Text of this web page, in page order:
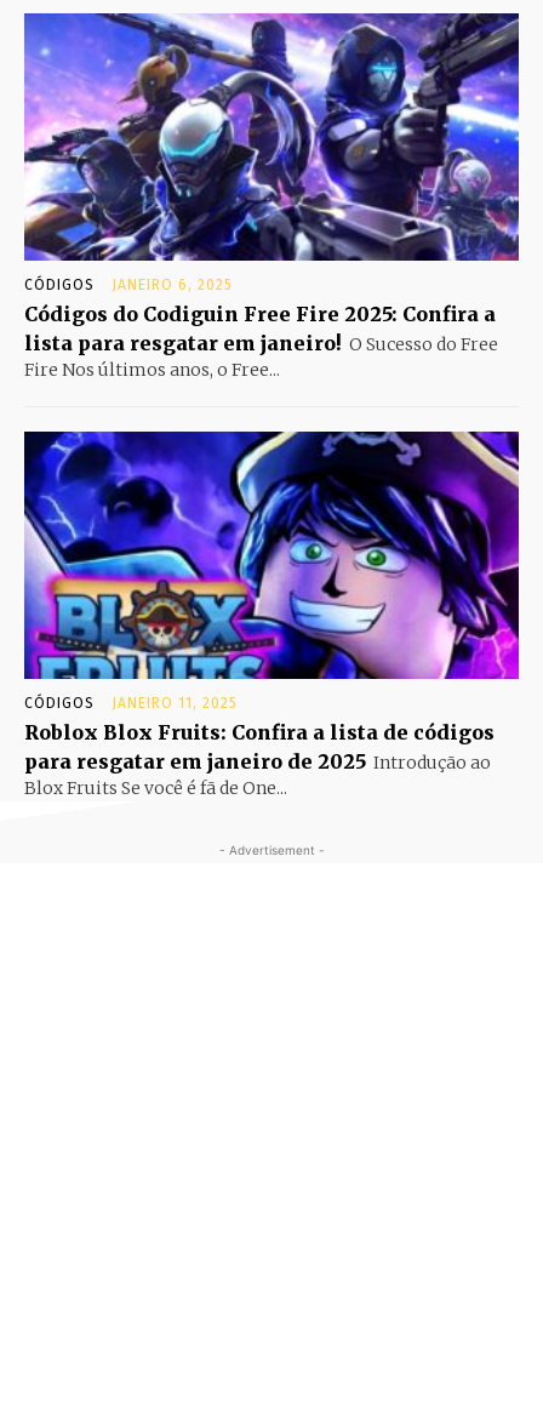
CÓDIGOS JANEIRO 6, 2025
Códigos do Codiguin Free Fire 2025: Confira a
lista para resgatar em janeiro! O Sucesso do Free
Fire Nos últimos anos, o Free...
CÓDIGOS JANEIRO 11, 2025
Roblox Blox Fruits: Confira a lista de códigos
para resgatar em janeiro de 2025 Introdução ao
Blox Fruits Se você é fã de One...
- Advertisement -